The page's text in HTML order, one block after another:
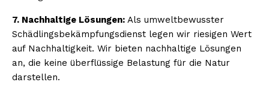
7. Nachhaltige Lösungen: Als umweltbewusster
Schädlingsbekämpfungsdienst legen wir riesigen Wert
auf Nachhaltigkeit. Wir bieten nachhaltige Lösungen
an, die keine überflüssige Belastung für die Natur
darstellen.